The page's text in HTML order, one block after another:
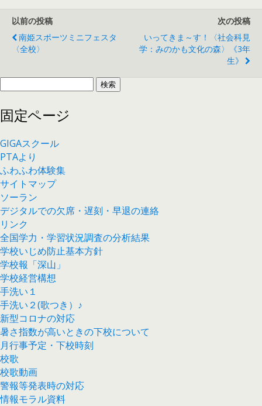
以前の投稿
南姫スポーツミニフェスタ
〈全校〉
次の投稿
いってきま～す！〈社会科見
学：みのかも文化の森〉《3年
生》
固定ページ
GIGAスクール
PTAより
ふわふわ体験集
サイトマップ
ソーラン
デジタルでの欠席・遅刻・早退の連絡
リンク
全国学力・学習状況調査の分析結果
学校いじめ防止基本方針
学校報「深山」
学校経営構想
手洗い１
手洗い２(歌つき）♪
新型コロナの対応
暑さ指数が高いときの下校について
月行事予定・下校時刻
校歌
校歌動画
警報等発表時の対応
情報モラル資料